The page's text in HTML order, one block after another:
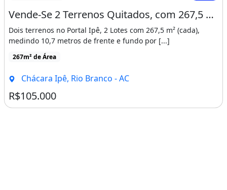
Vende-Se 2 Terrenos Quitados, com 267,5 M² (Cada). Prontos para Financiar
Dois terrenos no Portal Ipê, 2 Lotes com 267,5 m² (cada),
medindo 10,7 metros de frente e fundo por [...]
267m² de Área
Chácara Ipê, Rio Branco - AC
R$105.000